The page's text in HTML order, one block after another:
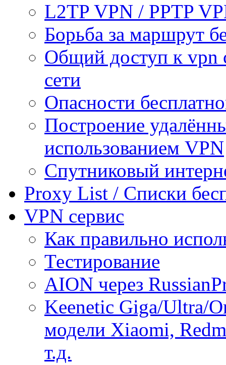
L2TP VPN / PPTP
Борьба за маршрут
Общий доступ к vpn
сети
Опасности
Построение
использованием VPN
Спутниковый
Proxy List / Списки
VPN сервис
Как правильно
Тестирование
AION через
Keenetic Giga/Ultra/
модели Xiaomi,
т.д.